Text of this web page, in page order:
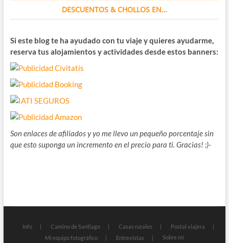
DESCUENTOS & CHOLLOS EN…
Si este blog te ha ayudado con tu viaje y quieres ayudarme,
reserva tus alojamientos y actividades desde estos banners:
Son enlaces de afiliados y yo me llevo un pequeño porcentaje sin
que esto suponga un incremento en el precio para ti. Gracias! :)-
Info Camino de Santiago Casas rurales
Postal viajera
Mi equipo fotográfico
Entrevistas Sobre mí